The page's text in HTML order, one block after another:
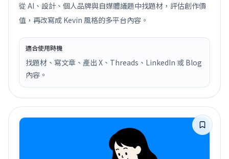
從 AI、設計、個人品牌與自媒體議題中找題材，評估創作價
值，再改寫成 Kevin 風格的多平台內容。
適合使用時機
找題材、寫文章、產出 X、Threads、LinkedIn 或 Blog
內容。